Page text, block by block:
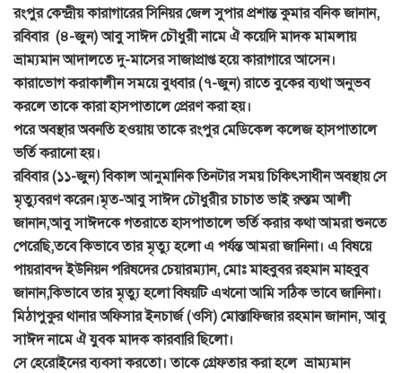
রংপুর কেন্দ্রীয় কারাগারের সিনিয়র জেল সুপার প্রশান্ত কুমার বনিক জানান,
রবিবার (৪-জুন) আবু সাঈদ চৌধুরী নামে ঐ কয়েদি মাদক মামলায়
ভ্রাম্যমান আদালতে দু-মাসের সাজাপ্রাপ্ত হয়ে কারাগারে আসেন।
কারাভোগ করাকালীন সময়ে বুধবার (৭-জুন) রাতে বুকের ব্যথা অনুভব
করলে তাকে কারা হাসপাতালে প্রেরণ করা হয়।
পরে অবস্থার অবনতি হওয়ায় তাকে রংপুর মেডিকেল কলেজ হাসপাতালে
ভর্তি করানো হয়।
রবিবার (১১-জুন) বিকাল আনুমানিক তিনটার সময় চিকিৎসাধীন অবস্থায় সে
মৃত্যুবরণ করেন।মৃত-আবু সাঈদ চৌধুরীর চাচাত ভাই রুস্তম আলী
জানান,আবু সাঈদকে গতরাতে হাসপাতালে ভর্তি করার কথা আমরা শুনতে
পেরেছি,তবে কিভাবে তার মৃত্যু হলো এ পর্যন্ত আমরা জানিনা। এ বিষয়ে
পায়রাবন্দ ইউনিয়ন পরিষদের চেয়ারম্যান, মোঃ মাহবুবর রহমান মাহবুব
জানান,কিভাবে তার মৃত্যু হলো বিষয়টি এখনো আমি সঠিক ভাবে জানিনা।
মিঠাপুকুর থানার অফিসার ইনচার্জ (ওসি) মোস্তাফিজার রহমান জানান, আবু
সাঈদ নামে ঐ যুবক মাদক কারবারি ছিলো।
সে হেরোইনের ব্যবসা করতো। তাকে গ্রেফতার করা হলে ভ্রাম্যমান